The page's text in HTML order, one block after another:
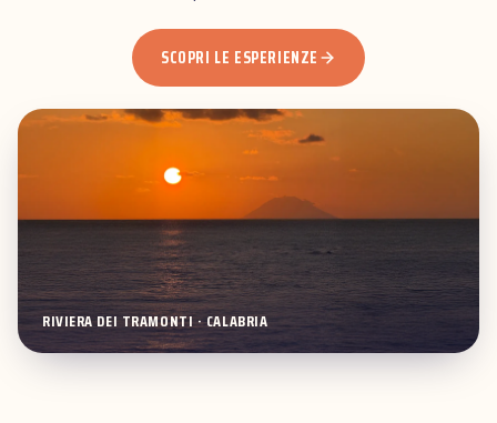
SCOPRI LE ESPERIENZE
RIVIERA DEI TRAMONTI · CALABRIA